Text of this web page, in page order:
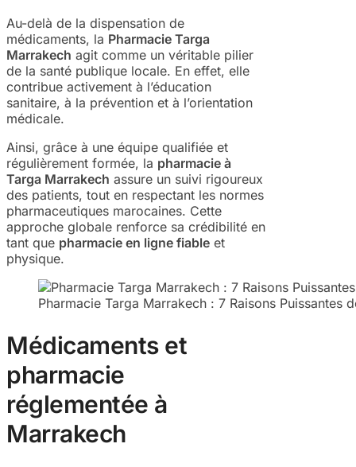
Au-delà de la dispensation de
médicaments, la Pharmacie Targa
Marrakech agit comme un véritable pilier
de la santé publique locale. En effet, elle
contribue activement à l’éducation
sanitaire, à la prévention et à l’orientation
médicale.
Ainsi, grâce à une équipe qualifiée et
régulièrement formée, la pharmacie à
Targa Marrakech assure un suivi rigoureux
des patients, tout en respectant les normes
pharmaceutiques marocaines. Cette
approche globale renforce sa crédibilité en
tant que pharmacie en ligne fiable et
physique.
Pharmacie Targa Marrakech : 7 Raisons Puissantes
Médicaments et
pharmacie
réglementée à
Marrakech